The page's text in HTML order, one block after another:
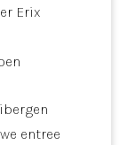
Erix
entree